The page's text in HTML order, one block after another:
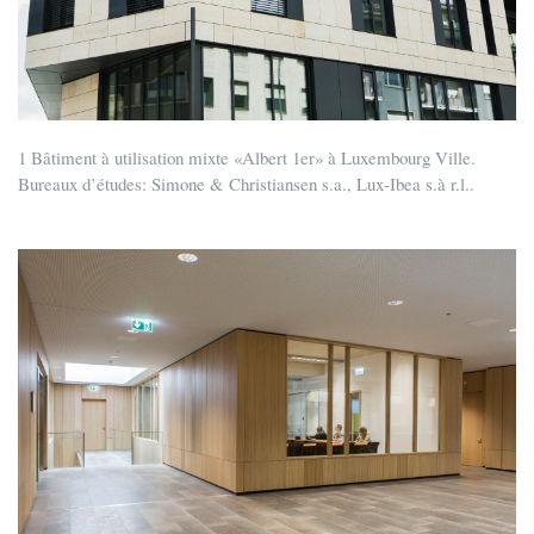
1 Bâtiment à utilisation mixte «Albert 1er» à Luxembourg Ville.
Bureaux d’études: Simone & Christiansen s.a., Lux-Ibea s.à r.l..